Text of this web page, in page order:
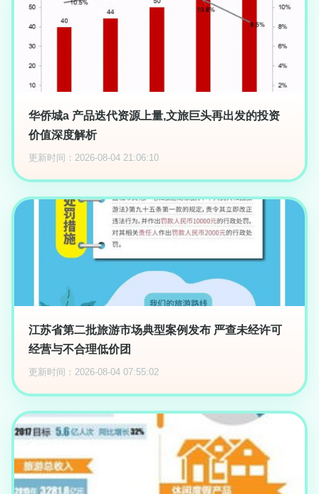
华侨城a 产品迭代资源上量,文旅巨头再出发的投资
价值深度解析
更新时间：2026-08-04 21:06:10
江苏省第二批旅游市场典型案例发布 严查未经许可
经营与不合理低价团
更新时间：2026-08-04 07:55:02